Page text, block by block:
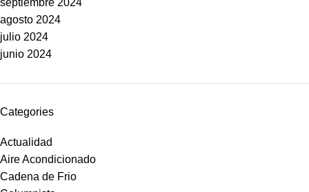
septiembre 2024
agosto 2024
julio 2024
junio 2024
Categories
Actualidad
Aire Acondicionado
Cadena de Frio